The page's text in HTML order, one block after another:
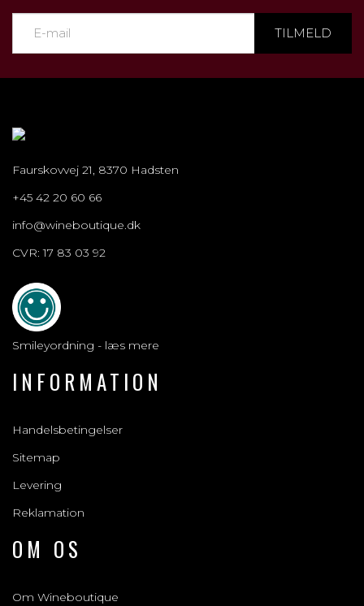
TILMELD
Faurskovvej 21, 8370 Hadsten
+45 42 20 60 66
info@wineboutique.dk
CVR: 17 83 03 92
Smileyordning - læs mere
INFORMATION
Handelsbetingelser
Sitemap
Levering
Reklamation
OM OS
Om Wineboutique